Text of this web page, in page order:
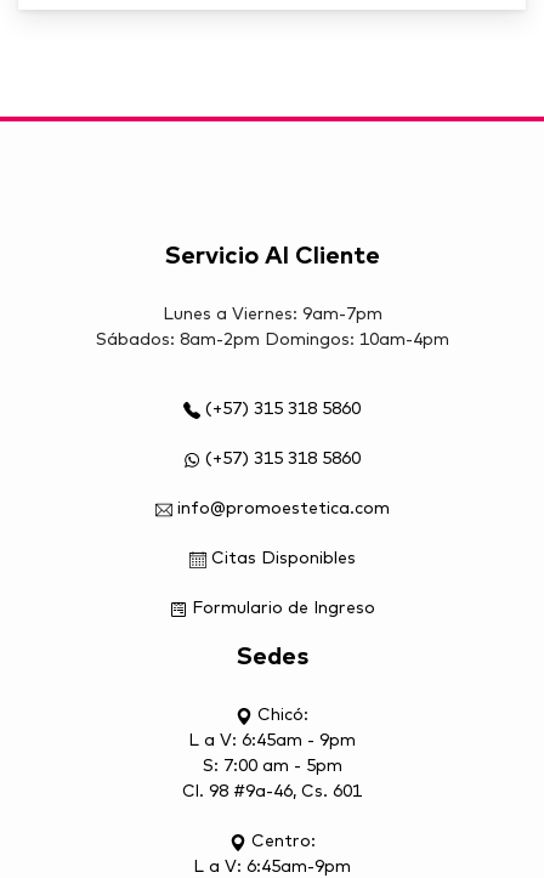
Servicio Al Cliente
Lunes a Viernes: 9am-7pm
Sábados: 8am-2pm Domingos: 10am-4pm
(+57) 315 318 5860
(+57) 315 318 5860
info@promoestetica.com
Citas Disponibles
Formulario de Ingreso
Sedes
Chicó:
L a V: 6:45am - 9pm
S: 7:00 am - 5pm
Cl. 98 #9a-46, Cs. 601
Centro:
L a V: 6:45am-9pm